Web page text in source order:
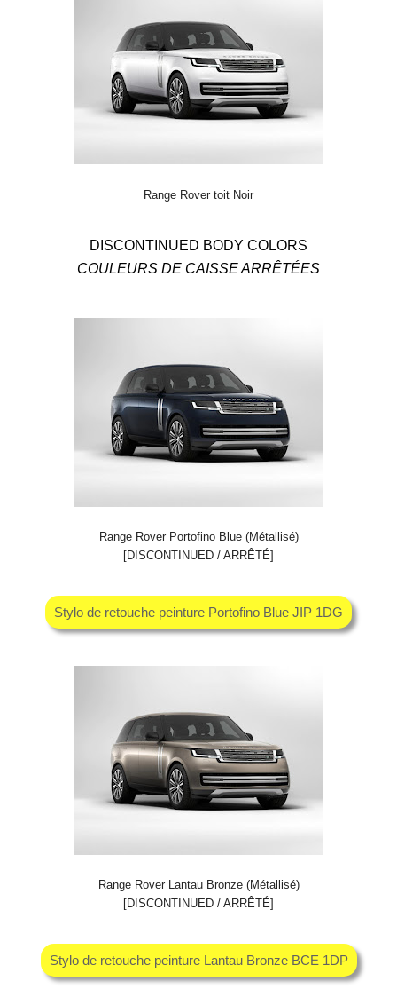
Range Rover toit Noir
DISCONTINUED BODY COLORS
COULEURS DE CAISSE ARRÊTÉES
Range Rover Portofino Blue (Métallisé)
[DISCONTINUED / ARRÊTÉ]
Stylo de retouche peinture Portofino Blue JIP 1DG
Range Rover Lantau Bronze (Métallisé)
[DISCONTINUED / ARRÊTÉ]
Stylo de retouche peinture Lantau Bronze BCE 1DP